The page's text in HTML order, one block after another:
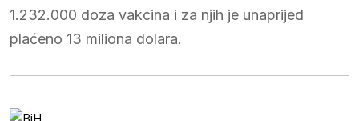
1.232.000 doza vakcina i za njih je unaprijed
plaćeno 13 miliona dolara.